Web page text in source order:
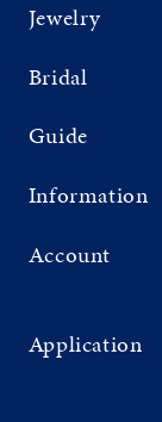
Jewelry
Bridal
Guide
Information
Account
Application